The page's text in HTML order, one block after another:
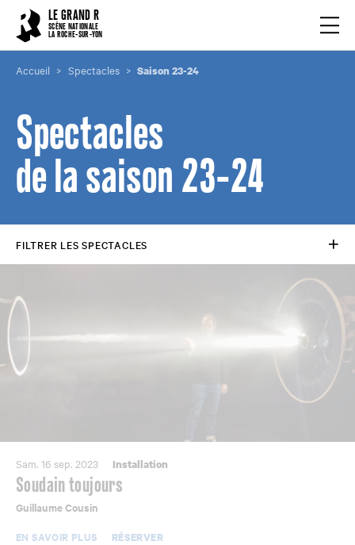
LE GRAND R
SCÈNE NATIONALE
LA ROCHE-SUR-YON
Accueil Spectacles Saison 23-24
Spectacles
de la saison 23-24
FILTRER LES SPECTACLES
Sam. 16 sep. 2023 Installation
Soudain toujours
Guillaume Cousin
EN SAVOIR PLUS
RÉSERVER
Cookies management panel